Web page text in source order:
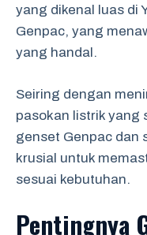
yang dikenal luas di
Genpac, yang
yang handal.
Seiring dengan
pasokan listrik yang
genset Genpac dan
krusial untuk
sesuai kebutuhan.
Pentingnya